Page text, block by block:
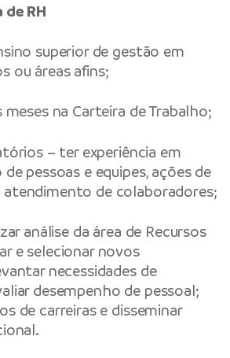
RH
superior de gestão em
ou áreas afins;
meses na Carteira de Trabalho;
– ter experiência em
pessoas e equipes, ações de
de colaboradores;
análise da área de Recursos
e selecionar novos
necessidades de
desempenho de pessoal;
de carreiras e disseminar